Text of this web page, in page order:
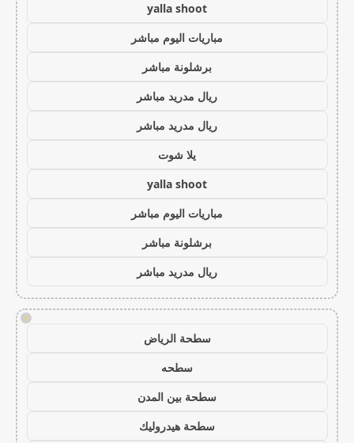
yalla shoot
مباريات اليوم مباشر
برشلونة مباشر
ريال مدريد مباشر
ريال مدريد مباشر
يلا شوت
yalla shoot
مباريات اليوم مباشر
برشلونة مباشر
ريال مدريد مباشر
!
سطحة الرياض
سطحه
سطحة بين المدن
سطحة هيدروليك